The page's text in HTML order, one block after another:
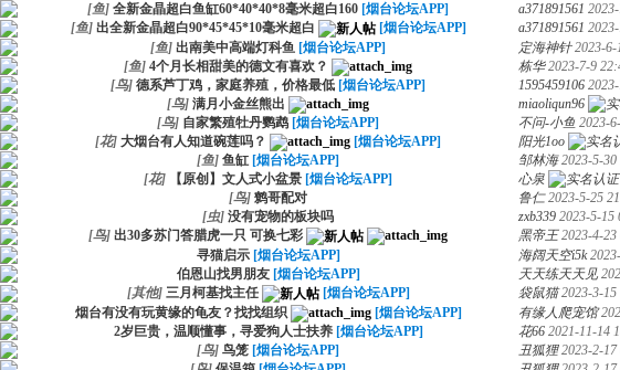
[鱼] 全新金晶超白鱼缸60*40*40*8毫米超白160 [烟台论坛APP] a371891561
[鱼] 出全新金晶超白90*45*45*10毫米超白 [烟台论坛APP] a371891561
[鱼] 出南美中高端灯科鱼 [烟台论坛APP] 定海神针 2023-6-
[鱼] 4个月长相甜美的德文有喜欢？ 栋华 2023-7-9
[鸟] 德系芦丁鸡，家庭养殖，价格最低 [烟台论坛APP] 1595459106
[鸟] 满月小金丝熊出 miaoliqun96
[鸟] 自家繁殖牡丹鹦鹉 [烟台论坛APP] 不问-小鱼 2023-
[花] 大烟台有人知道碗莲吗？ [烟台论坛APP] 阳光1oo
[鱼] 鱼缸 [烟台论坛APP] 邹林海 2023-5-30
[花] 【原创】文人式小盆景 [烟台论坛APP] 心泉
[鸟] 鹩哥配对 鲁仁 2023-5-25
[虫] 没有宠物的板块吗 zxb339 2023-5-15
[鸟] 出30多苏门答腊虎一只 可换七彩 黑帝王 2023-4-23
寻猫启示 [烟台论坛APP] 海阔天空i5k
伯恩山找男朋友 [烟台论坛APP] 天天练天天见
[其他] 三月柯基找主任 [烟台论坛APP] 袋鼠猫 2023-3-15
烟台有没有玩黄缘的龟友？找找组织
[烟台论坛APP] 有缘人爬宠馆
2岁巨贵，温顺懂事，寻爱狗人士扶养 [烟台论坛APP] 花66 2021-11-14
[鸟] 鸟笼 [烟台论坛APP] 丑狐狸 2023-2-17